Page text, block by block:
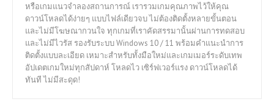
หรือเกมแนวจำลองสถานการณ์ เรารวมเกมคุณภาพไว้ให้คุณ
ดาวน์โหลดได้ง่ายๆ แบบไฟล์เดียวจบ ไม่ต้องติดตั้งหลายขั้นตอน
และไม่มีโฆษณากวนใจ ทุกเกมที่เราคัดสรรมานั้นผ่านการทดสอบ
และไม่มีไวรัส รองรับระบบ Windows 10 / 11 พร้อมคำแนะนำการ
ติดตั้งแบบละเอียด เหมาะสำหรับทั้งมือใหม่และเกมเมอร์ระดับเทพ
อัปเดตเกมใหม่ทุกสัปดาห์ โหลดไว เซิร์ฟเวอร์แรง ดาวน์โหลดได้
ทันที ไม่มีสะดุด!